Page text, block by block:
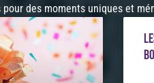
des moments uniques et